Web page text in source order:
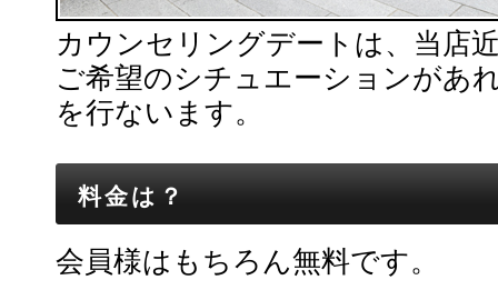
カウンセリングデートは、当店
ご希望のシチュエーションがあ
を行ないます。
料金は？
会員様はもちろん無料です。